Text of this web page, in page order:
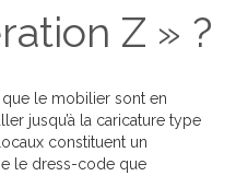
Z » ?
que le mobilier sont en
jusqu’à la caricature type
constituent un
le dress-code que